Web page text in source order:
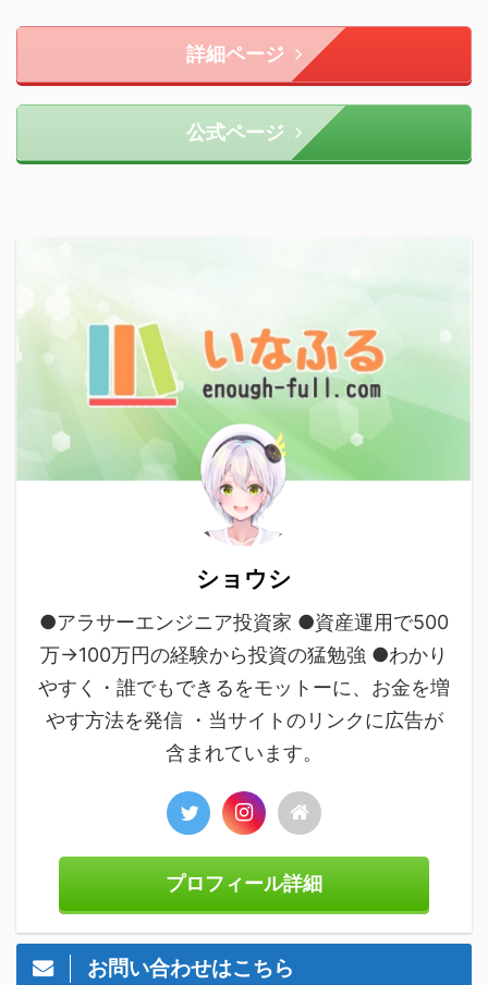
詳細ページ
公式ページ
ショウシ
●アラサーエンジニア投資家 ●資産運用で500
万→100万円の経験から投資の猛勉強 ●わかり
やすく・誰でもできるをモットーに、お金を増
やす方法を発信 ・当サイトのリンクに広告が
含まれています。
プロフィール詳細
お問い合わせはこちら